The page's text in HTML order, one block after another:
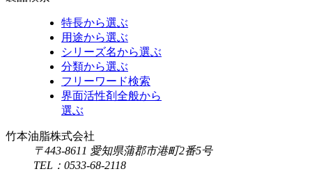
特長から選ぶ
用途から選ぶ
シリーズ名から選ぶ
分類から選ぶ
フリーワード検索
界面活性剤全般から
選ぶ
竹本油脂株式会社
〒443-8611 愛知県蒲郡市港町2番5号
TEL： 0533-68-2118